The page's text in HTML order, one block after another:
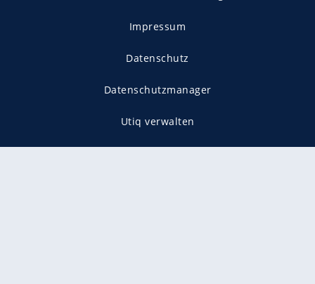
Impressum
Datenschutz
Datenschutzmanager
Utiq verwalten